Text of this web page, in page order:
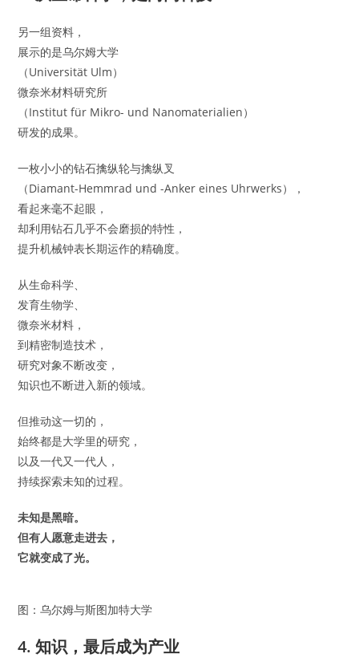
另一组资料，
展示的是乌尔姆大学
（Universität Ulm）
微奈米材料研究所
（Institut für Mikro- und Nanomaterialien）
研发的成果。
一枚小小的钻石擒纵轮与擒纵叉
（Diamant-Hemmrad und -Anker eines Uhrwerks），
看起来毫不起眼，
却利用钻石几乎不会磨损的特性，
提升机械钟表长期运作的精确度。
从生命科学、
发育生物学、
微奈米材料，
到精密制造技术，
研究对象不断改变，
知识也不断进入新的领域。
但推动这一切的，
始终都是大学里的研究，
以及一代又一代人，
持续探索未知的过程。
未知是黑暗。
但有人愿意走进去，
它就变成了光。
图：乌尔姆与斯图加特大学
4. 知识，最后成为产业